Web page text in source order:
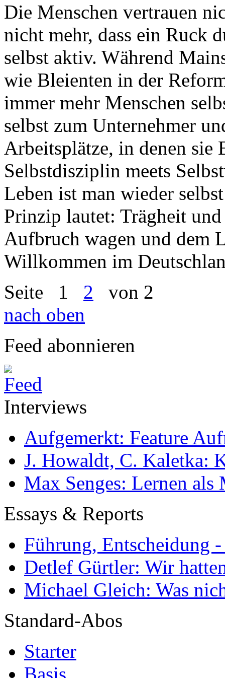
Die Menschen vertrauen
nicht mehr, dass ein Ruck
selbst aktiv. Während
wie Bleienten in der
immer mehr Menschen
selbst zum Unternehmer
Arbeitsplätze, in denen sie
Selbstdisziplin meets
Leben ist man wieder
Prinzip lautet: Trägheit
Aufbruch wagen und dem
Willkommen im
Seite 1 2 von 2
nach oben
Feed abonnieren
Interviews
Aufgemerkt: Feature
J. Howaldt, C. Kaletka:
Max Senges: Lernen als
Essays & Reports
Führung, Entscheidung
Detlef Gürtler: Wir
Michael Gleich: Was
Standard-Abos
Starter
Basis